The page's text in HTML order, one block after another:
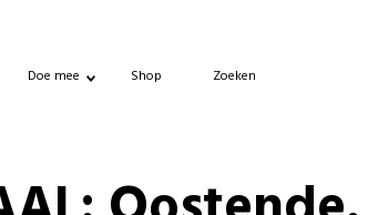
Doe mee Shop Zoeken